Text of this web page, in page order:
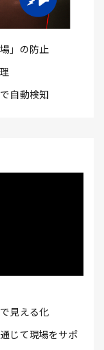
」の防止
自動検知
見える化
じて現場をサポ